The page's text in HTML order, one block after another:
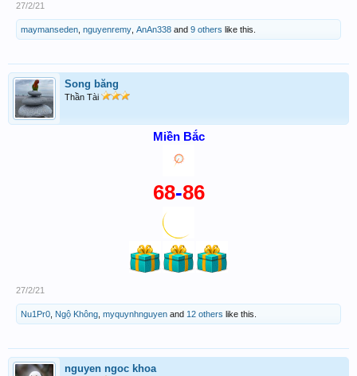
27/2/21
maymanseden nguyenremy AnAn338 and 9 others like this.
Song băng
Thần Tài
Miền Bắc
68-86
27/2/21
Nu1Pr0 Ngộ Không myquynhnguyen and 12 others like this.
nguyen ngoc khoa